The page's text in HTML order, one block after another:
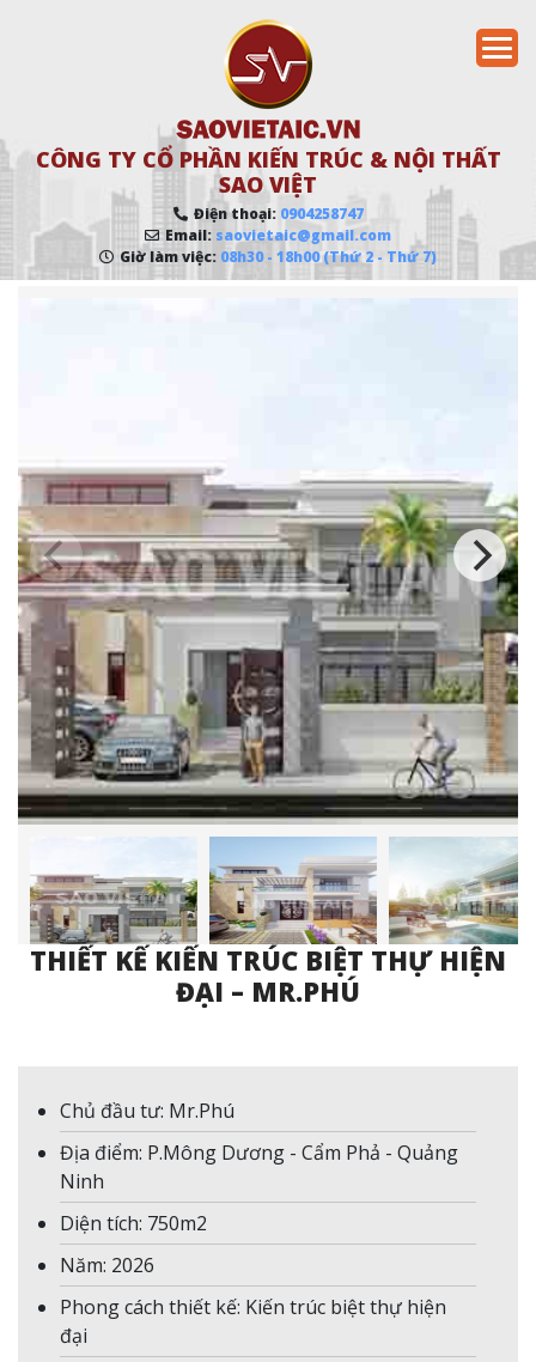
CÔNG TY CỔ PHẦN KIẾN TRÚC & NỘI THẤT
SAO VIỆT
Điện thoại: 0904258747
Email: saovietaic@gmail.com
Giờ làm việc: 08h30 - 18h00 (Thứ 2 - Thứ 7)
THIẾT KẾ KIẾN TRÚC BIỆT THỰ HIỆN
ĐẠI – MR.PHÚ
Chủ đầu tư: Mr.Phú
Địa điểm: P.Mông Dương - Cẩm Phả - Quảng
Ninh
Diện tích: 750m2
Năm: 2026
Phong cách thiết kế: Kiến trúc biệt thự hiện
đại